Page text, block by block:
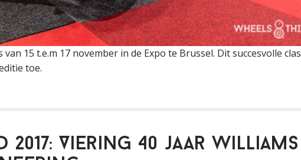
15 t.e.m 17 november in de Expo te Brussel. Dit succesvolle
toe.
2017: Viering 40 jaar Williams